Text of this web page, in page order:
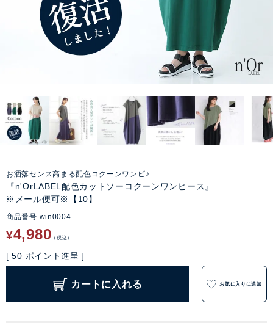
お洒落センス高まる配色コクーンワンピ♪
『n'OrLABEL配色カットソーコクーンワンピース』
※メール便可※【10】
商品番号 win0004
¥4,980 税込
[ 50 ポイント進呈 ]
カートに入れる お気に入りに追加